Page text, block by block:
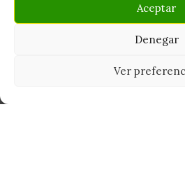
Aceptar
Denegar
Ver